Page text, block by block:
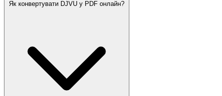
Як конвертувати DJVU у PDF онлайн?